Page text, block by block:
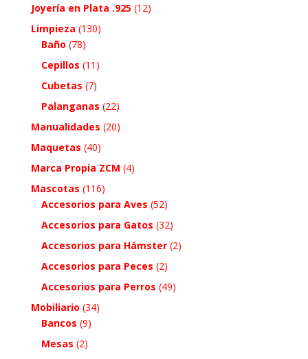
Joyería en Plata .925 (12)
Limpieza (130)
Baño (78)
Cepillos (11)
Cubetas (7)
Palanganas (22)
Manualidades (20)
Maquetas (40)
Marca Propia ZCM (4)
Mascotas (116)
Accesorios para Aves (52)
Accesorios para Gatos (32)
Accesorios para Hámster (2)
Accesorios para Peces (2)
Accesorios para Perros (49)
Mobiliario (34)
Bancos (9)
Mesas (2)